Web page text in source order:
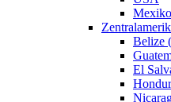
Mexiko
Belize
El